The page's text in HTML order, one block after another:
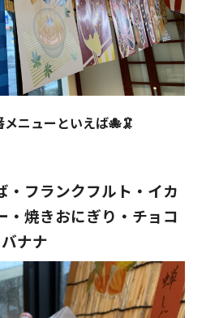
ニューといえば🐙🦑
・フランクフルト・イカ
・焼きおにぎり・チョコ
バナナ